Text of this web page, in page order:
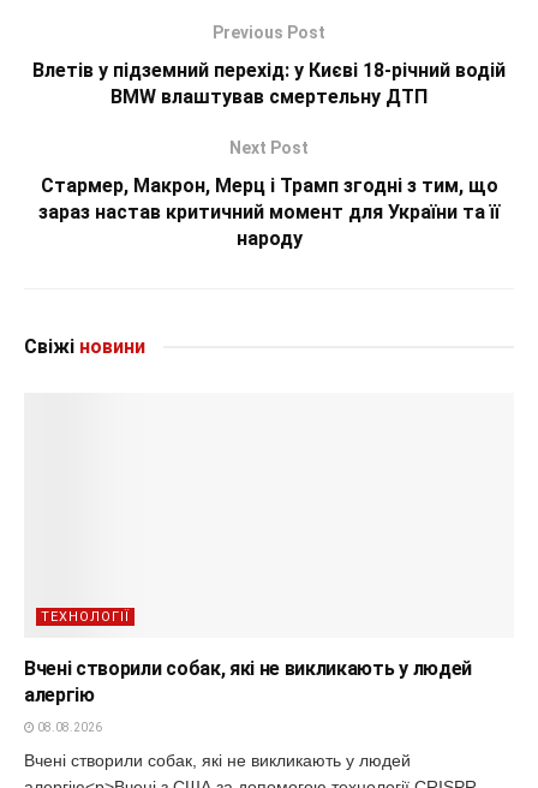
Previous Post
Влетів у підземний перехід: у Києві 18-річний водій
BMW влаштував смертельну ДТП
Next Post
Стармер, Макрон, Мерц і Трамп згодні з тим, що
зараз настав критичний момент для України та її
народу
Свіжі новини
ТЕХНОЛОГІЇ
Вчені створили собак, які не викликають у людей
алергію
08.08.2026
Вчені створили собак, які не викликають у людей